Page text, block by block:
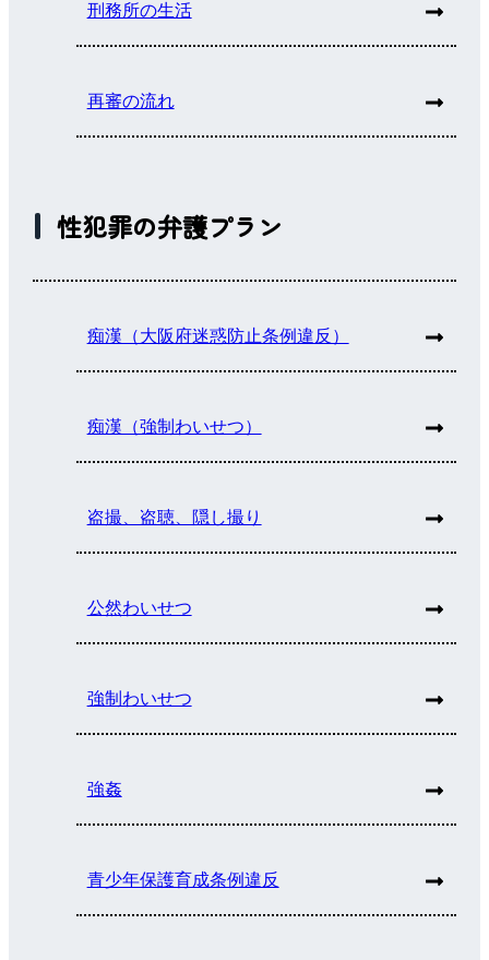
刑務所の生活
再審の流れ
性犯罪の弁護プラン
痴漢（大阪府迷惑防止条例違反）
痴漢（強制わいせつ）
盗撮、盗聴、隠し撮り
公然わいせつ
強制わいせつ
強姦
青少年保護育成条例違反